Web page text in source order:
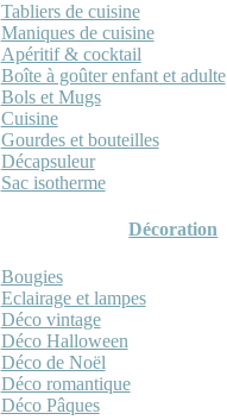
Tabliers de cuisine
Maniques de cuisine
Apéritif & cocktail
Boîte à goûter enfant et adulte
Bols et Mugs
Cuisine
Gourdes et bouteilles
Décapsuleur
Sac isotherme
Décoration
Bougies
Eclairage et lampes
Déco vintage
Déco Halloween
Déco de Noël
Déco romantique
Déco Pâques